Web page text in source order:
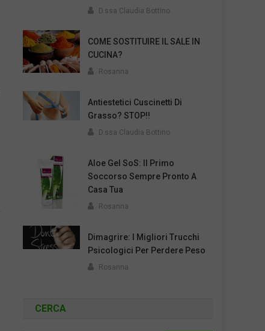
D.ssa Claudia Bottino
COME SOSTITUIRE IL SALE IN
CUCINA?
Rosanna
Antiestetici Cuscinetti Di
Grasso? STOP!!
D.ssa Claudia Bottino
Aloe Gel SoS: Il Primo
Soccorso Sempre Pronto A
Casa Tua
Rosanna
Dimagrire: I Migliori Trucchi
Psicologici Per Perdere Peso
Rosanna
CERCA